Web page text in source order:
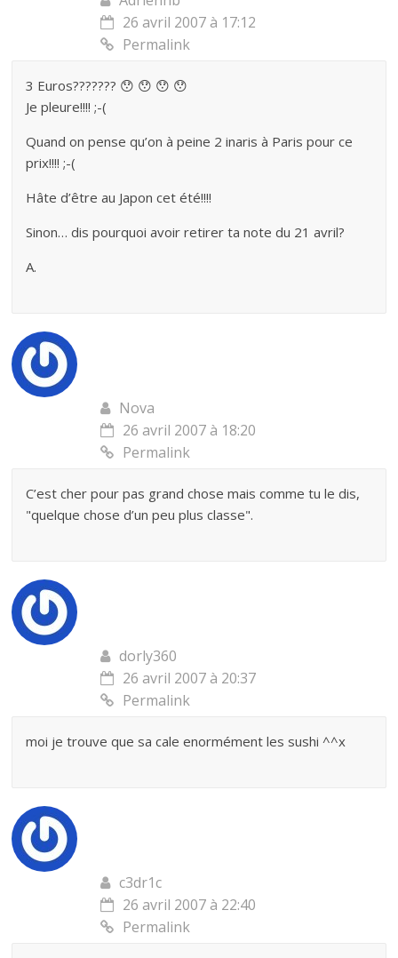
26 avril 2007 à 17:12
Permalink
3 Euros??????? 😯 😯 😯 😯
Je pleure!!!! ;-(
Quand on pense qu’on à peine 2 inaris à Paris pour ce
prix!!!! ;-(
Hâte d’être au Japon cet été!!!!
Sinon… dis pourquoi avoir retirer ta note du 21 avril?
A.
Nova
26 avril 2007 à 18:20
Permalink
C’est cher pour pas grand chose mais comme tu le dis,
"quelque chose d’un peu plus classe".
dorly360
26 avril 2007 à 20:37
Permalink
moi je trouve que sa cale enormément les sushi ^^x
c3dr1c
26 avril 2007 à 22:40
Permalink